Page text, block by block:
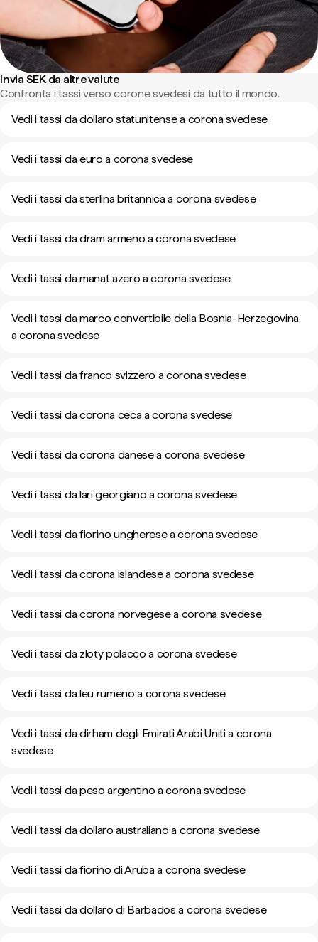
Invia SEK da altre valute
Confronta i tassi verso corone svedesi da tutto il mondo.
Vedi i tassi da dollaro statunitense a corona svedese
Vedi i tassi da euro a corona svedese
Vedi i tassi da sterlina britannica a corona svedese
Vedi i tassi da dram armeno a corona svedese
Vedi i tassi da manat azero a corona svedese
Vedi i tassi da marco convertibile della Bosnia-Herzegovina
a corona svedese
Vedi i tassi da franco svizzero a corona svedese
Vedi i tassi da corona ceca a corona svedese
Vedi i tassi da corona danese a corona svedese
Vedi i tassi da lari georgiano a corona svedese
Vedi i tassi da fiorino ungherese a corona svedese
Vedi i tassi da corona islandese a corona svedese
Vedi i tassi da corona norvegese a corona svedese
Vedi i tassi da zloty polacco a corona svedese
Vedi i tassi da leu rumeno a corona svedese
Vedi i tassi da dirham degli Emirati Arabi Uniti a corona
svedese
Vedi i tassi da peso argentino a corona svedese
Vedi i tassi da dollaro australiano a corona svedese
Vedi i tassi da fiorino di Aruba a corona svedese
Vedi i tassi da dollaro di Barbados a corona svedese